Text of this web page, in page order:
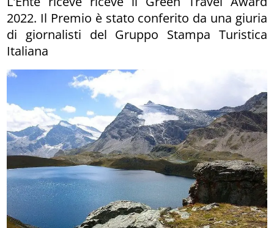
2022. Il Premio è stato conferito da una giuria
di giornalisti del Gruppo Stampa Turistica
Italiana